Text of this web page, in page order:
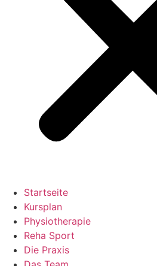
Startseite
Kursplan
Physiotherapie
Reha Sport
Die Praxis